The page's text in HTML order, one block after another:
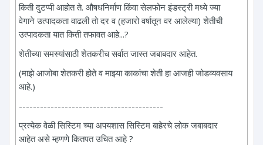
किती दुटप्पी आहोत ते. औषधनिर्माण किंवा सेलफोन इंडस्ट्री मध्ये ज्या
वेगाने उत्पादकता वाढली तो दर व (हजारो वर्षातून वर आलेल्या) शेतीची
उत्पादकता यात किती तफावत आहे...?
शेतीच्या समस्यांसाठी शेतकरीच सर्वात जास्त जबाबदार आहेत.
(माझे आजोबा शेतकरी होते व माझ्या काकांचा शेती हा आजही जोडव्यवसाय
आहे.)
-----------------------------------------
प्रत्येक वेळी सिस्टिम च्या अपयशास सिस्टिम बाहेरचे लोक जबाबदार
आहेत असे म्हणणे कितपत उचित आहे ?